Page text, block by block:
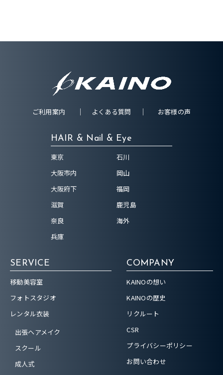
ご利用案内 よくある質問 お客様の声
HAIR & Nail & Eye
東京
大阪市内
大阪府下
滋賀
奈良
兵庫
石川
岡山
福岡
鹿児島
海外
SERVICE
移動美容室
フォトスタジオ
レンタル衣装
出張ヘアメイク
スクール
成人式
COMPANY
KAINOの想い
KAINOの歴史
リクルート
CSR
プライバシーポリシー
お問い合わせ